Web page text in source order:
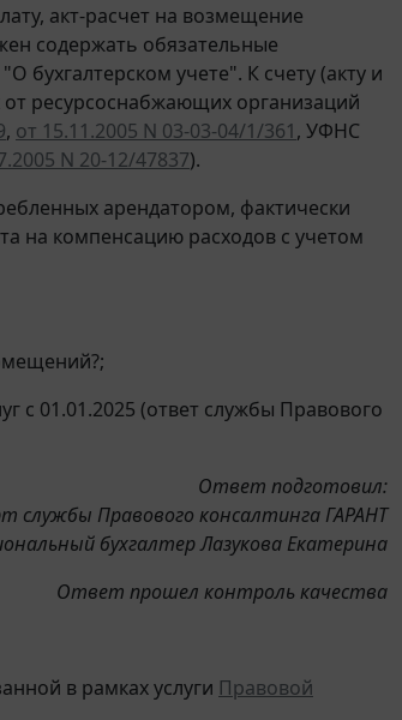
акт-расчет на возмещение
содержать обязательные
бухгалтерском учете". К счету (акту и
от ресурсоснабжающих организаций
, от 15.11.2005 N 03-03-04/1/361, УФНС
N 20-12/47837).
арендатором, фактически
на компенсацию расходов с учетом
с 01.01.2025 (ответ службы Правового
Ответ подготовил:
службы Правового консалтинга ГАРАНТ
бухгалтер Лазукова Екатерина
Ответ прошел контроль качества
в рамках услуги Правовой